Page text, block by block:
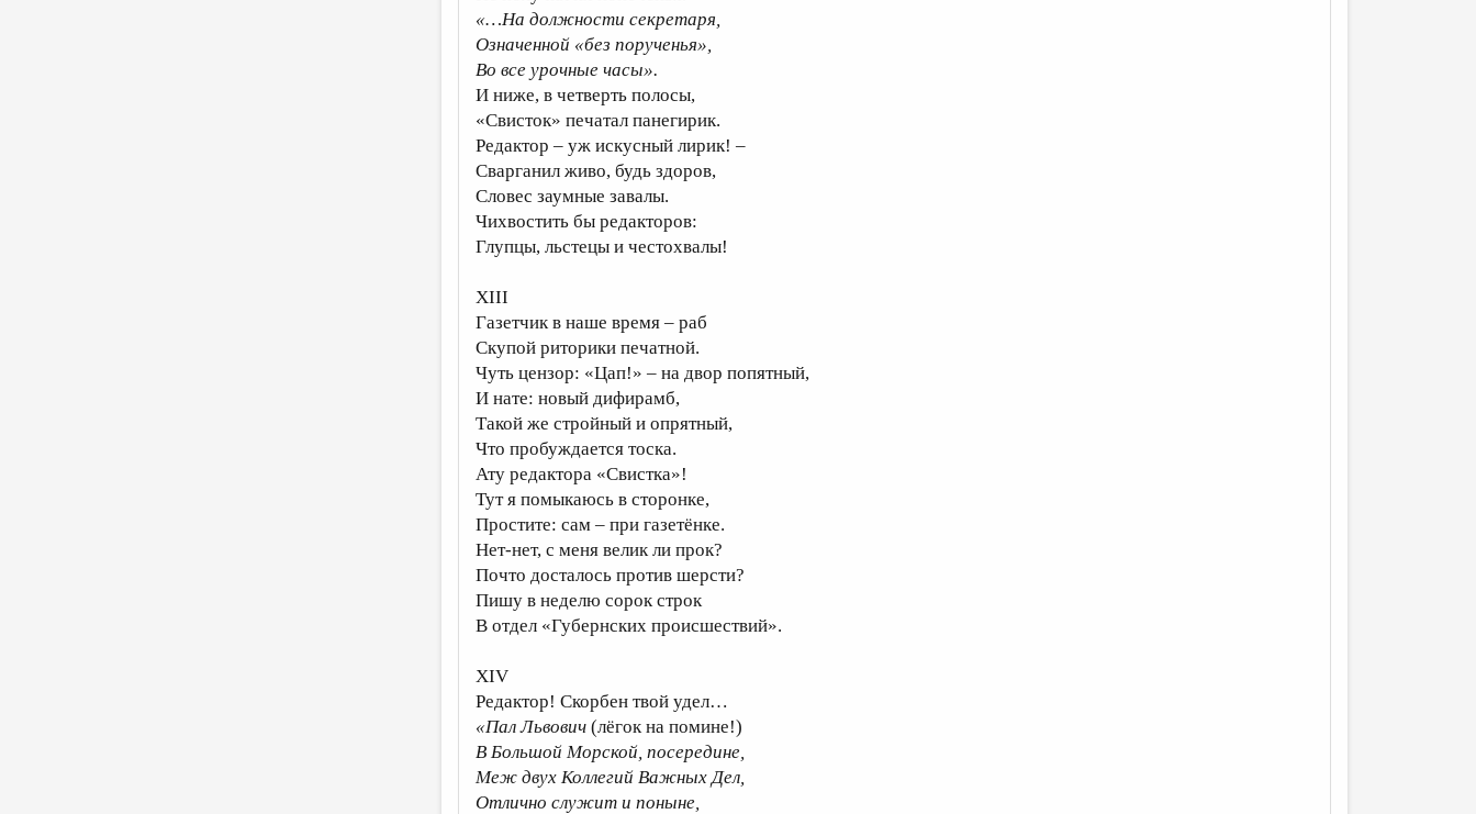
«…На должности секретаря,
Означенной «без порученья»,
Во все урочные часы».
И ниже, в четверть полосы,
«Свисток» печатал панегирик.
Редактор – уж искусный лирик! –
Сварганил живо, будь здоров,
Словес заумные завалы.
Чихвостить бы редакторов:
Глупцы, льстецы и честохвалы!
XIII
Газетчик в наше время – раб
Скупой риторики печатной.
Чуть цензор: «Цап!» – на двор попятный,
И нате: новый дифирамб,
Такой же стройный и опрятный,
Что пробуждается тоска.
Ату редактора «Свистка»!
Тут я помыкаюсь в сторонке,
Простите: сам – при газетёнке.
Нет-нет, с меня велик ли прок?
Почто досталось против шерсти?
Пишу в неделю сорок строк
В отдел «Губернских происшествий».
XIV
Редактор! Скорбен твой удел…
«Пал Львович (лёгок на помине!)
В Большой Морской, посередине,
Меж двух Коллегий Важных Дел,
Отлично служит и поныне,